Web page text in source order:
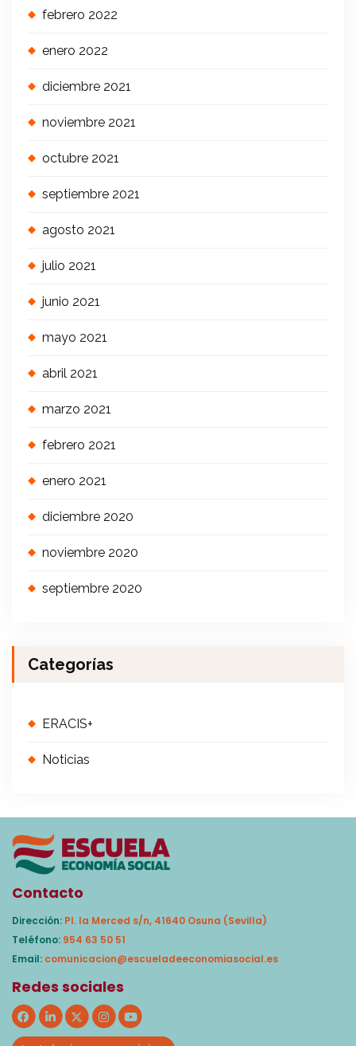
febrero 2022
enero 2022
diciembre 2021
noviembre 2021
octubre 2021
septiembre 2021
agosto 2021
julio 2021
junio 2021
mayo 2021
abril 2021
marzo 2021
febrero 2021
enero 2021
diciembre 2020
noviembre 2020
septiembre 2020
Categorías
ERACIS+
Noticias
Contacto
Dirección: Pl. la Merced s/n, 41640 Osuna (Sevilla)
Teléfono: 954 63 50 51
Email: comunicacion@escueladeeconomiasocial.es
Redes sociales